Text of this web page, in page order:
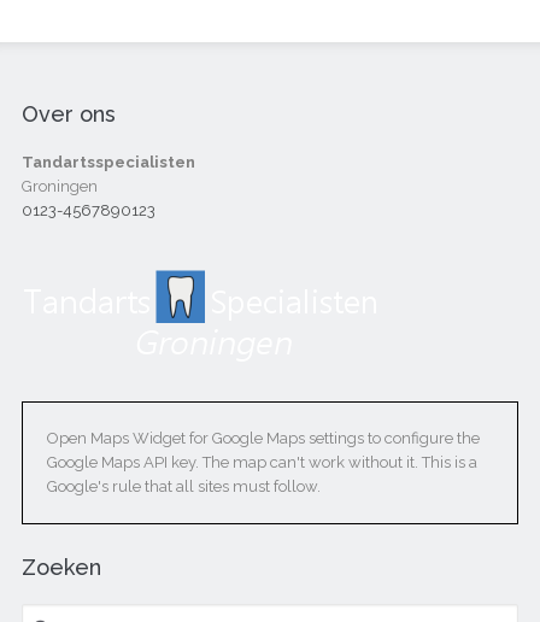
Over ons
Tandartsspecialisten
Groningen
0123-4567890123
Open Maps Widget for Google Maps settings to configure the
Google Maps API key. The map can't work without it. This is a
Google's rule that all sites must follow.
Zoeken